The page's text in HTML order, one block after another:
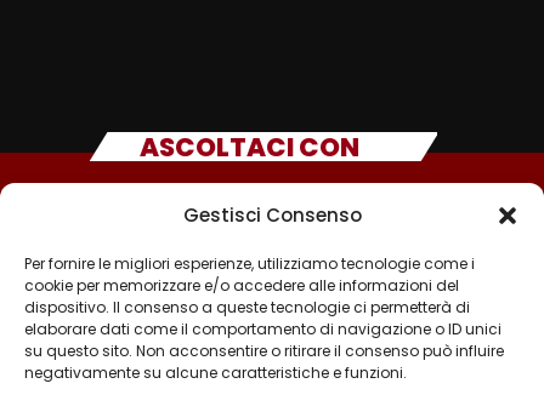
Gestisci Consenso
Per fornire le migliori esperienze, utilizziamo tecnologie come i
cookie per memorizzare e/o accedere alle informazioni del
dispositivo. Il consenso a queste tecnologie ci permetterà di
elaborare dati come il comportamento di navigazione o ID unici
su questo sito. Non acconsentire o ritirare il consenso può influire
negativamente su alcune caratteristiche e funzioni.
ASCOLTACI CON